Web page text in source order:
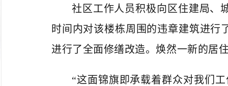
社区工作人员积极向区 住建局、
时间内对该楼栋周围的违章建筑进行
进行了全面修缮改造。焕然一新的居
“这面锦旗即承载着群众对我们